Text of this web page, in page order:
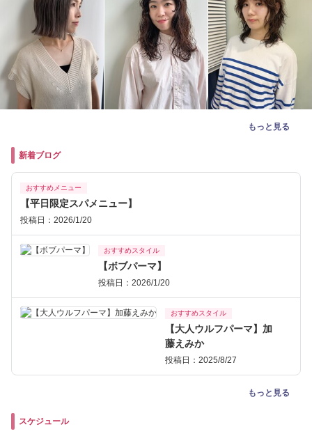
もっと見る
新着ブログ
おすすめメニュー
【平日限定スパメニュー】
投稿日：2026/1/20
おすすめスタイル
【ボブパーマ】
投稿日：2026/1/20
おすすめスタイル
【大人ウルフパーマ】加
藤えみか
投稿日：2025/8/27
もっと見る
スケジュール